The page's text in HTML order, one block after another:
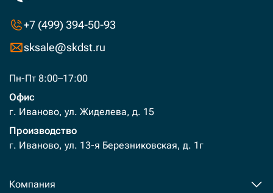
+7 (499) 394-50-93
sksale@skdst.ru
Пн-Пт 8:00–17:00
Офис
г. Иваново, ул. Жиделева, д. 15
Производство
г. Иваново, ул. 13-я Березниковская, д. 1г
Компания